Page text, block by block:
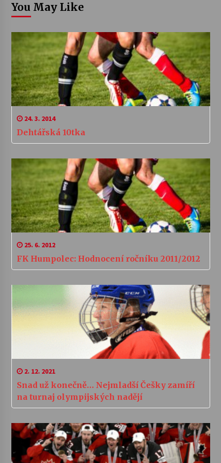
You May Like
24. 3. 2014
Dehtářská 10tka
25. 6. 2012
FK Humpolec: Hodnocení ročníku 2011/2012
2. 12. 2021
Snad už konečně… Nejmladší Češky zamíří
na turnaj olympijských nadějí